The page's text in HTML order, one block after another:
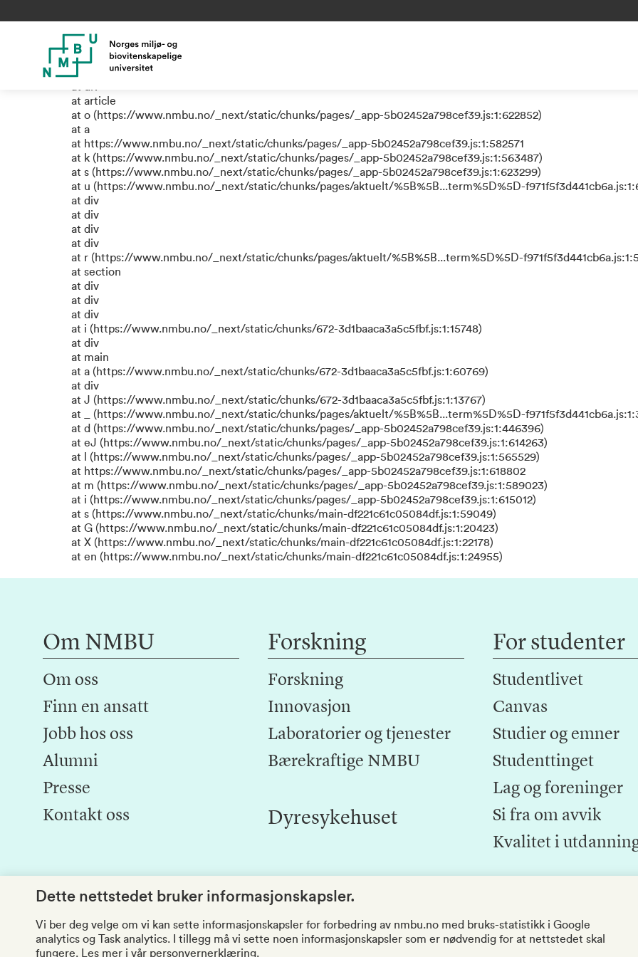
TypeError: e.replaceAll is not a function
at a (https://www.nmbu.no/_next/static/chunks/pages/_app-5b02452a798cef39.js:1:624111)
at div
at div
at article
at o (https://www.nmbu.no/_next/static/chunks/pages/_app-5b02452a798cef39.js:1:622852)
at a
at https://www.nmbu.no/_next/static/chunks/pages/_app-5b02452a798cef39.js:1:582571
at k (https://www.nmbu.no/_next/static/chunks/pages/_app-5b02452a798cef39.js:1:563487)
at s (https://www.nmbu.no/_next/static/chunks/pages/_app-5b02452a798cef39.js:1:623299)
at u (https://www.nmbu.no/_next/static/chunks/pages/aktuelt/%5B%5B...term%5D%5D-
at div
at div
at div
at div
at r (https://www.nmbu.no/_next/static/chunks/pages/aktuelt/%5B%5B...term%5D%5D-
at section
at div
at div
at div
at i (https://www.nmbu.no/_next/static/chunks/672-3d1baaca3a5c5fbf.js:1:15748)
at div
at main
at a (https://www.nmbu.no/_next/static/chunks/672-3d1baaca3a5c5fbf.js:1:60769)
at div
at J (https://www.nmbu.no/_next/static/chunks/672-3d1baaca3a5c5fbf.js:1:13767)
at _ (https://www.nmbu.no/_next/static/chunks/pages/aktuelt/%5B%5B...term%5D%5D-
at d (https://www.nmbu.no/_next/static/chunks/pages/_app-5b02452a798cef39.js:1:446396)
at eJ (https://www.nmbu.no/_next/static/chunks/pages/_app-5b02452a798cef39.js:1:614263)
at l (https://www.nmbu.no/_next/static/chunks/pages/_app-5b02452a798cef39.js:1:565529)
at https://www.nmbu.no/_next/static/chunks/pages/_app-5b02452a798cef39.js:1:618802
at m (https://www.nmbu.no/_next/static/chunks/pages/_app-5b02452a798cef39.js:1:589023)
at i (https://www.nmbu.no/_next/static/chunks/pages/_app-5b02452a798cef39.js:1:615012)
at s (https://www.nmbu.no/_next/static/chunks/main-df221c61c05084df.js:1:59049)
at G (https://www.nmbu.no/_next/static/chunks/main-df221c61c05084df.js:1:20423)
at X (https://www.nmbu.no/_next/static/chunks/main-df221c61c05084df.js:1:22178)
at en (https://www.nmbu.no/_next/static/chunks/main-df221c61c05084df.js:1:24955)
Om NMBU
Om oss
Finn en ansatt
Jobb hos oss
Alumni
Presse
Kontakt oss
Forskning
Forskning
Innovasjon
Laboratorier og tjenester
Bærekraftige NMBU
Dyresykehuset
For studenter
Studentlivet
Canvas
Studier og emner
Studenttinget
Lag og foreninger
Si fra om avvik
Kvalitet i
Dette nettstedet bruker informasjonskapsler.
Vi ber deg velge om vi kan sette informasjonskapsler for forbedring av nmbu.no med bruks-statistikk i Google
analytics og Task analytics. I tillegg må vi sette noen informasjonskapsler som er nødvendig for at nettstedet skal
fungere.
Les mer i vår personvernerklæring.